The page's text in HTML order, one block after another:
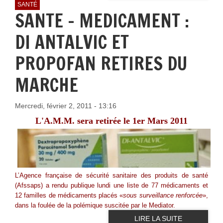
SANTÉ
SANTE - MEDICAMENT :
DI ANTALVIC ET
PROPOFAN RETIRES DU
MARCHE
Mercredi, février 2, 2011 - 13:16
L'A.M.M. sera retirée le 1er Mars 2011
L’Agence française de sécurité sanitaire des produits de santé
(Afssaps) a rendu publique lundi une liste de 77 médicaments et
12 familles de médicaments placés «sous surveillance renforcée»,
dans la foulée de la polémique suscitée par le Mediator.
LIRE LA SUITE